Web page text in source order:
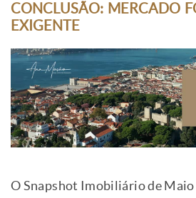
CONCLUSÃO: MERCADO
EXIGENTE
O Snapshot Imobiliário de